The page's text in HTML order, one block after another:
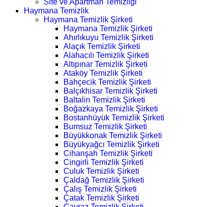
Site ve Apartman Temizliği
Haymana Temizlik
Haymana Temizlik Şirketi
Haymana Temizlik Şirketi
Ahırlıkuyu Temizlik Şirketi
Alaçık Temizlik Şirketi
Alahacılı Temizlik Şirketi
Altıpınar Temizlik Şirketi
Ataköy Temizlik Şirketi
Bahçecik Temizlik Şirketi
Balçıkhisar Temizlik Şirketi
Baltalin Temizlik Şirketi
Boğazkaya Temizlik Şirketi
Bostanhüyük Temizlik Şirketi
Bumsuz Temizlik Şirketi
Büyükkonak Temizlik Şirketi
Büyükyağcı Temizlik Şirketi
Cihanşah Temizlik Şirketi
Cingirli Temizlik Şirketi
Culuk Temizlik Şirketi
Çaldağ Temizlik Şirketi
Çalış Temizlik Şirketi
Çatak Temizlik Şirketi